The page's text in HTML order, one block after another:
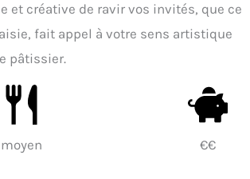
et créative de ravir vos invités, que ce
fait appel à votre sens artistique
pâtissier.
moyen €€